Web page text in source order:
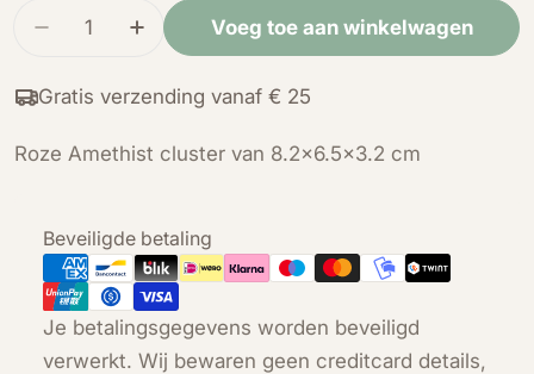
Hoeveelheid
Verminder de hoeveelheid voor Roze
Verhoog de hoeveelheid voor Roze
Voeg toe aan winkelwagen
Gratis verzending vanaf € 25
Roze Amethist cluster van 8.2x6.5x3.2 cm
Beveiligde betaling
Betaalmethoden
Je betalingsgegevens worden beveiligd
verwerkt. Wij bewaren geen creditcard details,